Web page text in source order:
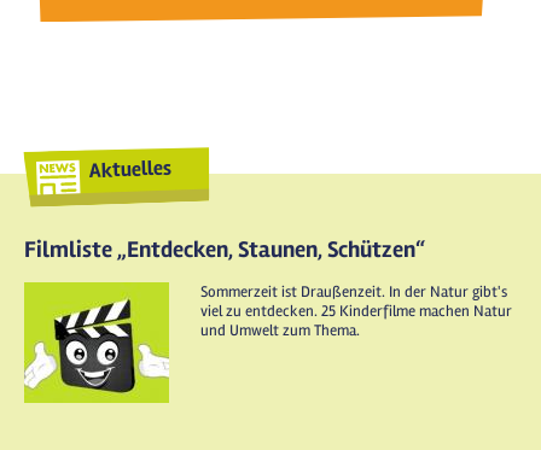
Aktuelles
Filmliste „Entdecken, Staunen, Schützen“
Sommerzeit ist Draußenzeit. In der Natur gibt's
viel zu entdecken. 25 Kinderfilme machen Natur
und Umwelt zum Thema.